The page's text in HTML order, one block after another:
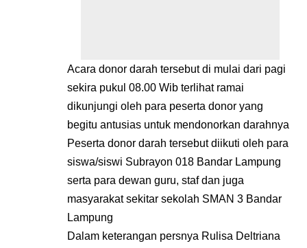
Acara donor darah tersebut di mulai dari pagi
sekira pukul 08.00 Wib terlihat ramai
dikunjungi oleh para peserta donor yang
begitu antusias untuk mendonorkan darahnya
Peserta donor darah tersebut diikuti oleh para
siswa/siswi Subrayon 018 Bandar Lampung
serta para dewan guru, staf dan juga
masyarakat sekitar sekolah SMAN 3 Bandar
Lampung
Dalam keterangan persnya Rulisa Deltriana